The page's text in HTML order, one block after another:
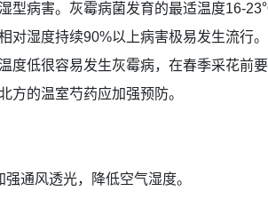
型病害。灰霉病菌发育的最适温度16-
对湿度持续90%以上病害极易发生流行
度低很容易发生灰霉病，在春季采花前
方的温室芍药应加强预防。
通风透光，降低空气湿度。